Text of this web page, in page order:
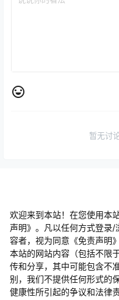
暂无讨
欢迎来到本站！在您使用本
声明》。凡以任何方式登录
容者，视为同意《免责声明》
本站的网站内容（包括不限
传和分享，其中可能包含不
别，我们不提供任何形式的
健康性所引起的争议和法律